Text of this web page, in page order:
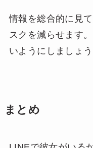
情報を総合的に見
スクを減らせます
いようにしましょう
まとめ